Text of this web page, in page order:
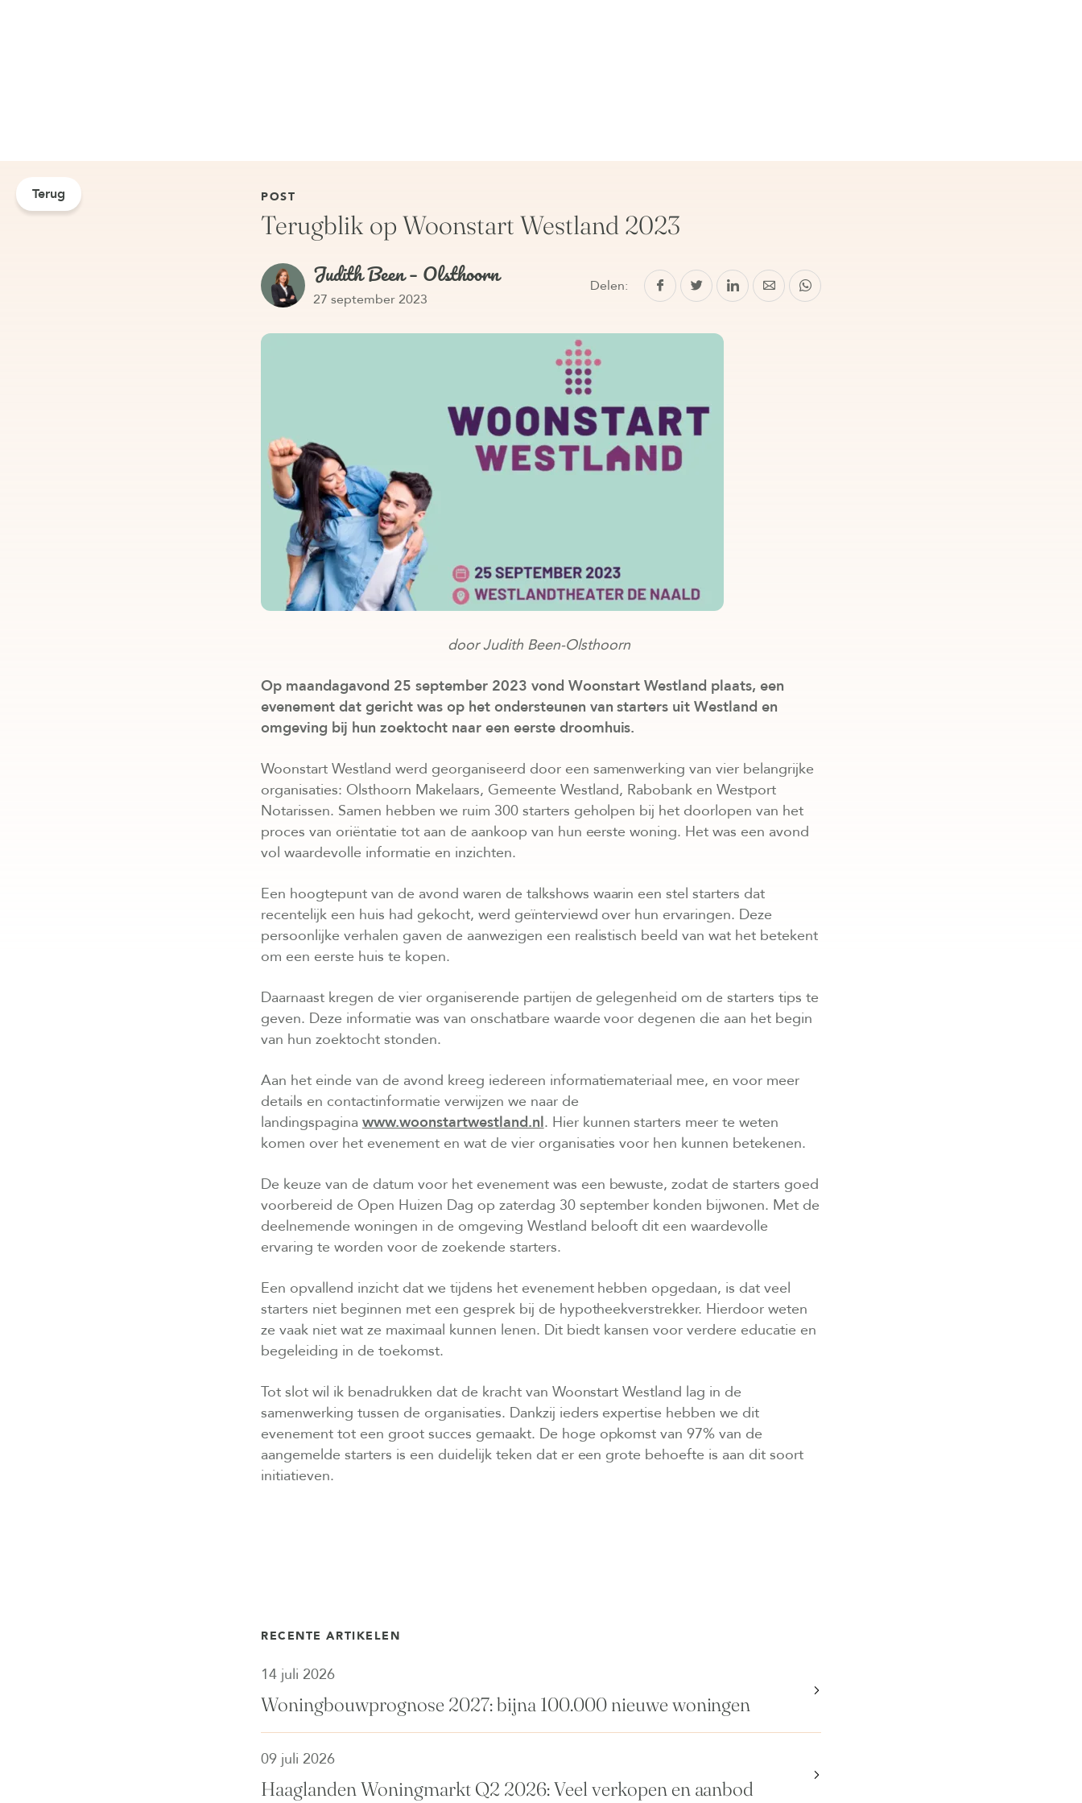
Terug POST
Terugblik op Woonstart Westland 2023
Judith Been – Olsthoorn
27 september 2023
Delen:
door Judith Been-Olsthoorn
Op maandagavond 25 september 2023 vond Woonstart Westland plaats, een
evenement dat gericht was op het ondersteunen van starters uit Westland en
omgeving bij hun zoektocht naar een eerste droomhuis.
Woonstart Westland werd georganiseerd door een samenwerking van vier belangrijke
organisaties: Olsthoorn Makelaars, Gemeente Westland, Rabobank en Westport
Notarissen. Samen hebben we ruim 300 starters geholpen bij het doorlopen van het
proces van oriëntatie tot aan de aankoop van hun eerste woning. Het was een avond
vol waardevolle informatie en inzichten.
Een hoogtepunt van de avond waren de talkshows waarin een stel starters dat
recentelijk een huis had gekocht, werd geïnterviewd over hun ervaringen. Deze
persoonlijke verhalen gaven de aanwezigen een realistisch beeld van wat het betekent
om een eerste huis te kopen.
Daarnaast kregen de vier organiserende partijen de gelegenheid om de starters tips te
geven. Deze informatie was van onschatbare waarde voor degenen die aan het begin
van hun zoektocht stonden.
Aan het einde van de avond kreeg iedereen informatiemateriaal mee, en voor meer
details en contactinformatie verwijzen we naar de
landingspagina www.woonstartwestland.nl. Hier kunnen starters meer te weten
komen over het evenement en wat de vier organisaties voor hen kunnen betekenen.
De keuze van de datum voor het evenement was een bewuste, zodat de starters goed
voorbereid de Open Huizen Dag op zaterdag 30 september konden bijwonen. Met de
deelnemende woningen in de omgeving Westland belooft dit een waardevolle
ervaring te worden voor de zoekende starters.
Een opvallend inzicht dat we tijdens het evenement hebben opgedaan, is dat veel
starters niet beginnen met een gesprek bij de hypotheekverstrekker. Hierdoor weten
ze vaak niet wat ze maximaal kunnen lenen. Dit biedt kansen voor verdere educatie en
begeleiding in de toekomst.
Tot slot wil ik benadrukken dat de kracht van Woonstart Westland lag in de
samenwerking tussen de organisaties. Dankzij ieders expertise hebben we dit
evenement tot een groot succes gemaakt. De hoge opkomst van 97% van de
aangemelde starters is een duidelijk teken dat er een grote behoefte is aan dit soort
initiatieven.
RECENTE ARTIKELEN
14 juli 2026
Woningbouwprognose 2027: bijna 100.000 nieuwe woningen
09 juli 2026
Haaglanden Woningmarkt Q2 2026: Veel verkopen en aanbod